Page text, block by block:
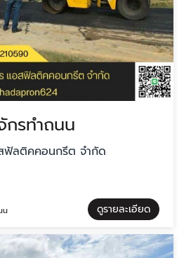
กรทำถนน
ฟัลติคคอนกรีต จำกัด
น ดูรายละเอียด